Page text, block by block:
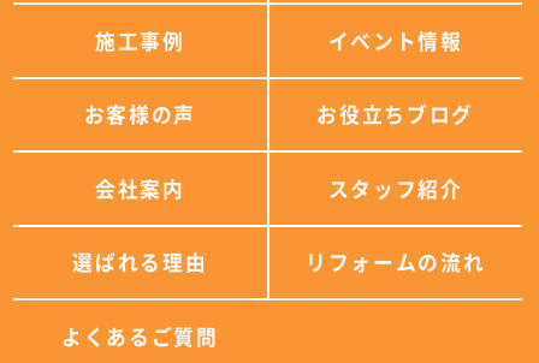
施工事例 イベント情報
お客様の声 お役立ちブログ
会社案内 スタッフ紹介
選ばれる理由 リフォームの流れ
よくあるご質問